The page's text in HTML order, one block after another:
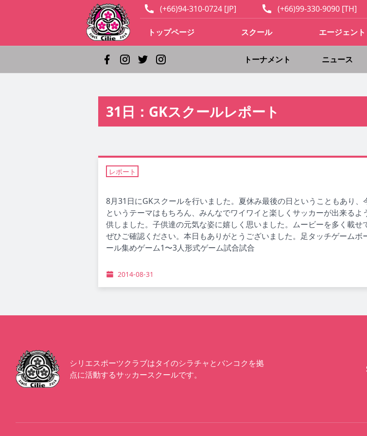
(+66)94-310-0724 [JP] (+66)99-330-9090 [TH]
トップページ スクール エージェント
トーナメント ニュース
31日：GKスクールレポート
レポート
8月31日にGKスクールを行いました。夏休み最後の日ということもあり、
というテーマはもちろん、みんなでワイワイと楽しくサッカーが出来るよ
供しました。子供達の元気な姿に嬉しく思いました。ムービーを多く載せ
ぜひご確認ください。本日もありがとうございました。足タッチゲームボ
ール集めゲーム1〜3人形式ゲーム試合試合
2014-08-31
シリエスポーツクラブはタイのシラチャとバンコクを拠
点に活動するサッカースクールです。